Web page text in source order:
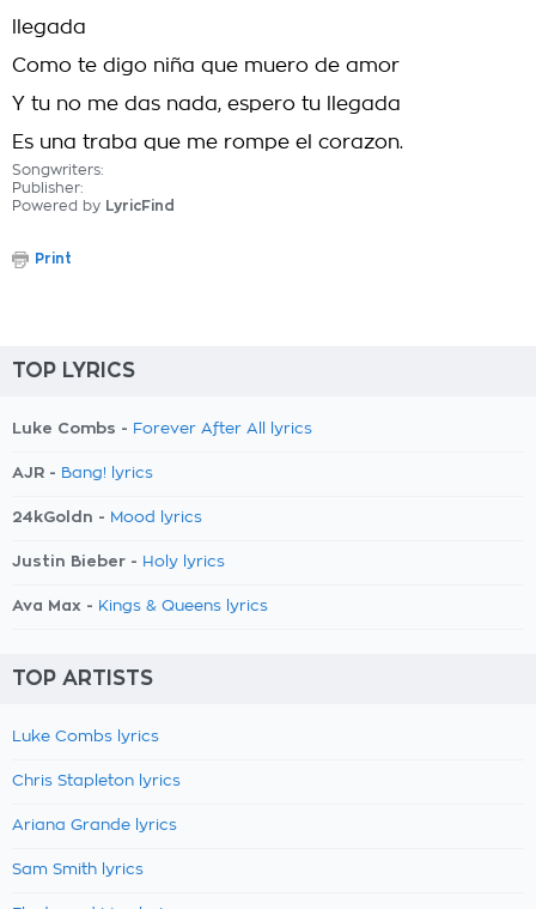
llegada
Como te digo niña que muero de amor
Y tu no me das nada, espero tu llegada
Es una traba que me rompe el corazon.
Songwriters:
Publisher:
Powered by LyricFind
Print
TOP LYRICS
Luke Combs - Forever After All lyrics
AJR - Bang! lyrics
24kGoldn - Mood lyrics
Justin Bieber - Holy lyrics
Ava Max - Kings & Queens lyrics
TOP ARTISTS
Luke Combs lyrics
Chris Stapleton lyrics
Ariana Grande lyrics
Sam Smith lyrics